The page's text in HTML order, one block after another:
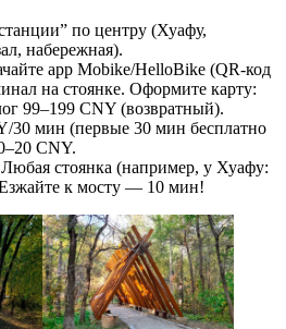
по центру (Хуафу,
набережная).
app Mobike/HelloBike (QR-код
на стоянке. Оформите карту:
99–199 CNY (возвратный).
30 мин (первые 30 мин бесплатно
CNY.
стоянка (например, у Хуафу:
к мосту — 10 мин!